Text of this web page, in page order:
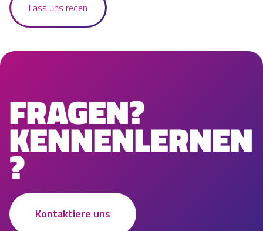
Lass uns reden
FRAGEN?
KENNENLERNEN
?
Kontaktiere uns